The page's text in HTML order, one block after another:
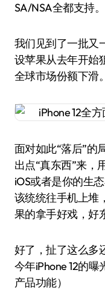
SA/NSA全都支持。
我们见到了一批又
设苹果从去年开始
全球市场份额下滑。
面对如此“落后”的
出点“真东西”来，
iOS或者是你的生
该统统往手机上堆
果的拿手好戏，好
好了，扯了这么多
今年iPhone 12的
产品功能）